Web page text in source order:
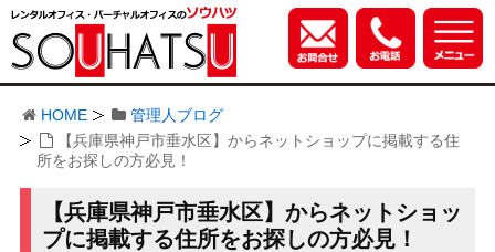
HOME
管理人ブログ
【兵庫県神戸市垂水区】からネットショップに掲載する住
所をお探しの方必見！
【兵庫県神戸市垂水区】からネットショッ
プに掲載する住所をお探しの方必見！